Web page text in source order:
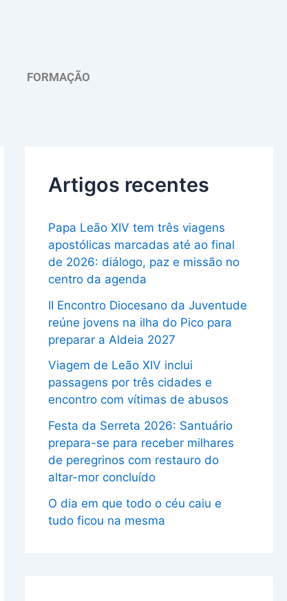
FORMAÇÃO
Artigos recentes
Papa Leão XIV tem três viagens
apostólicas marcadas até ao final
de 2026: diálogo, paz e missão no
centro da agenda
II Encontro Diocesano da Juventude
reúne jovens na ilha do Pico para
preparar a Aldeia 2027
Viagem de Leão XIV inclui
passagens por três cidades e
encontro com vítimas de abusos
Festa da Serreta 2026: Santuário
prepara-se para receber milhares
de peregrinos com restauro do
altar-mor concluído
O dia em que todo o céu caiu e
tudo ficou na mesma
u